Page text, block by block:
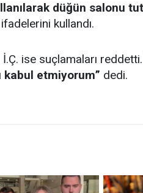
düğün salonu
ifadelerini kullandı.
ise suçlamaları reddetti.
kabul etmiyorum” dedi.